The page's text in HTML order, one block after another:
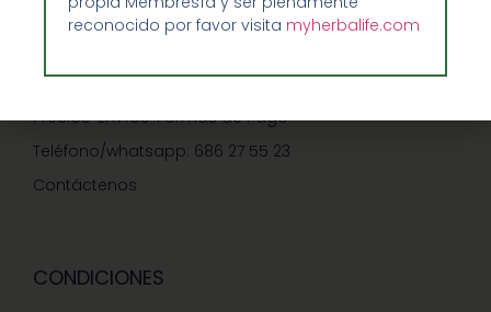
GUIA RAPIDA Y AYUDA
Guía de Compra
Precios-Envíos-Formas de Pago
Teléfono/whatsapp: 686 27 55 23
Contáctenos
CONDICIONES
reconocido por favor visita myherbalife.com